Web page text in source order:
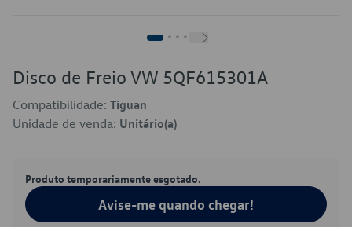
Disco de Freio VW 5QF615301A
Compatibilidade: Tiguan
Unidade de venda: Unitário(a)
Produto temporariamente esgotado.
Avise-me quando chegar!